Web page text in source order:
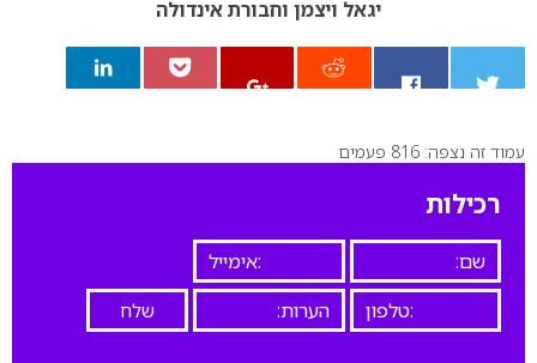
יגאל ויצמן וחבורת אינדולה
0
עמוד זה נצפה: 816 פעמים
רכילות